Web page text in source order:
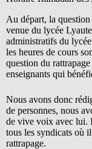
Au départ, la question
venue du lycée
administratifs du
les heures de cours
question du
enseignants qui
Nous avons donc
de personnes, nous
de vive voix avec lui.
tous les syndicats où
rattrapage.